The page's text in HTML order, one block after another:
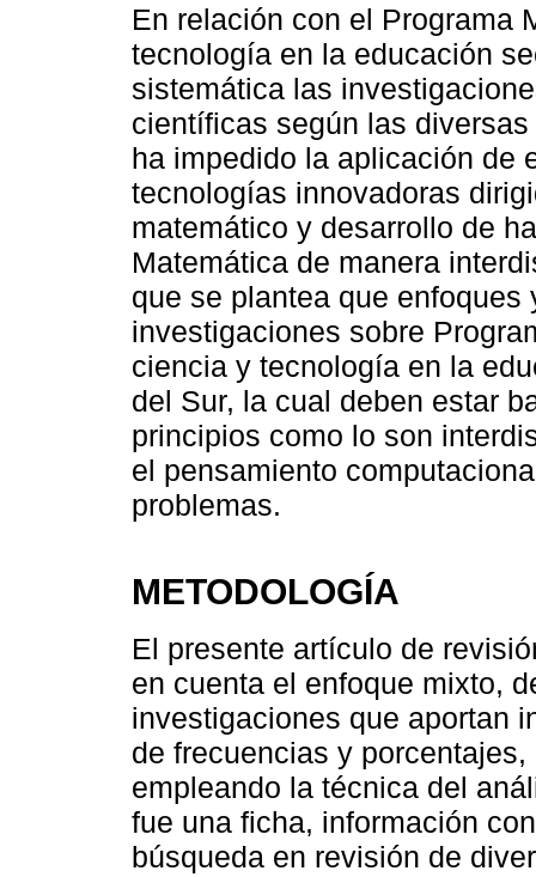
En relación con el Programa
tecnología en la educación
sistemática las
científicas según las
ha impedido la aplicación de
tecnologías innovadoras
matemático y desarrollo de
Matemática de manera
que se plantea que
investigaciones sobre
ciencia y tecnología en la
del Sur, la cual deben estar
principios como lo son
el pensamiento
problemas.
METODOLOGÍA
El presente artículo de
en cuenta el enfoque mixto,
investigaciones que aportan
de frecuencias y
empleando la técnica del
fue una ficha, información
búsqueda en revisión de